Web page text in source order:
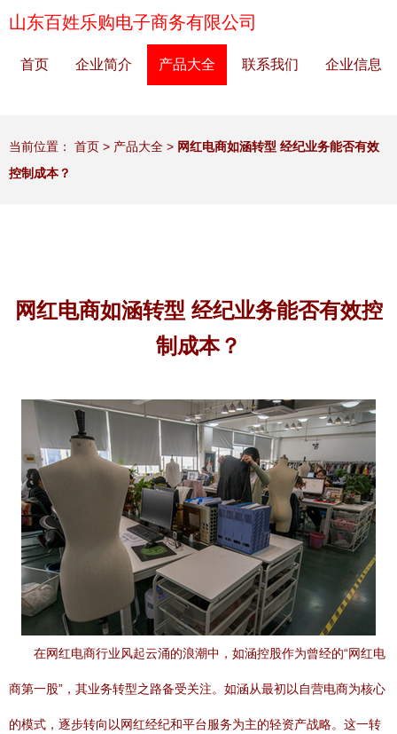
山东百姓乐购电子商务有限公司
首页 企业简介 产品大全 联系我们 企业信息
当前位置： 首页 > 产品大全 > 网红电商如涵转型 经纪业务能否有效
控制成本？
网红电商如涵转型 经纪业务能否有效控
制成本？
在网红电商行业风起云涌的浪潮中，如涵控股作为曾经的“网红电
商第一股”，其业务转型之路备受关注。如涵从最初以自营电商为核心
的模式，逐步转向以网红经纪和平台服务为主的轻资产战略。这一转